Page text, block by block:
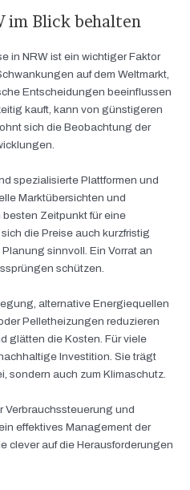
im Blick behalten
in NRW ist ein wichtiger Faktor
auf dem Weltmarkt,
Entscheidungen beeinflussen
kauft, kann von günstigeren
sich die Beobachtung der
spezialisierte Plattformen und
Marktübersichten und
Zeitpunkt für eine
die Preise auch kurzfristig
sinnvoll. Ein Vorrat an
schützen.
alternative Energiequellen
Pelletheizungen reduzieren
glätten die Kosten. Für viele
Investition. Sie trägt
sondern auch zum Klimaschutz.
Verbrauchssteuerung und
effektives Management der
clever auf die Herausforderungen